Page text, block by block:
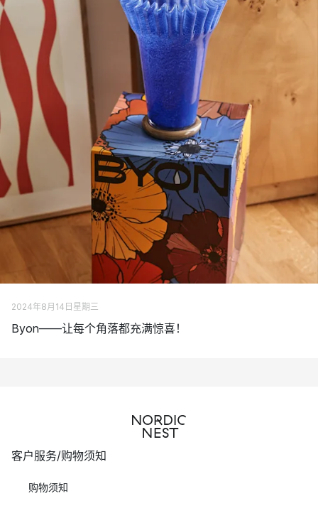
By On - 独特的家居配饰
通过对颜色和形状的热爱，以及对形式、材料和内涵的不懈探索，
By On不断创造出独特的家具和精美的室内细节。尽管拥有无穷无
尽的多样性，这个瑞典品牌的创作有一个共同点：它们散发出不可
抗拒的城市能量、柔和的极简主义和建筑魅力。
By On 的设计哲学
与客户、经销商、代理商和生产商建立牢固而长期的关系是By On
的核心价值。他们的目标是通过设计中的好奇心和玩味性，为你的
家赋予个性。然后，你可以借助他们产品所激发的创意玩味，塑造
自己的家。可以说，他们帮助把房子变成了家。正是出于这种意
图，By On品牌为家庭设计了功能性和富有灵感的家居配饰、纺织
2024年8月14日星期三
Byon——让每个角落都充满惊喜！
客户服务/购物须知
购物须知